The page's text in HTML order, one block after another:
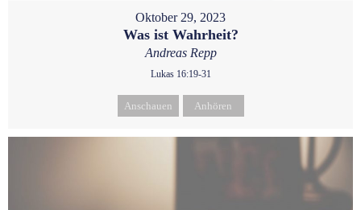
Oktober 29, 2023
Was ist Wahrheit?
Andreas Repp
Lukas 16:19-31
Anschauen Anhören